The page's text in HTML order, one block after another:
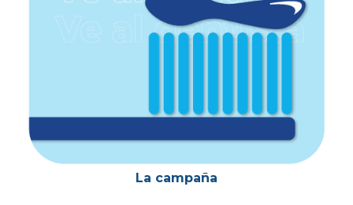
La campaña